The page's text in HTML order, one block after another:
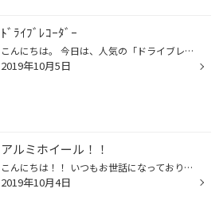
ﾄﾞﾗｲﾌﾞﾚｺｰﾀﾞｰ
こんにちは。 今日は、人気の「ドライブレコーダー」をご紹介いたします。 最近、あおり運転のニュースを耳にします。。。 今まで、あまりご興味がなかった方も、“いざという時”に記録があれば、 自分を守ってくれると最近は、今まで以上に興味を持たれている方も多くなりました。 そこで当店で お...
2019年10月5日
アルミホイール！！
こんにちは！！ いつもお世話になっております！！ タイヤ館熊谷店です！！ 本日ご紹介いたしますのは シュナイダーSX-２ 普通の「ブラックポリッシュ」に飽きた方に！！ 赤色のアクセントで愛車のカッコよさが際立ちます！！！ 車種：エスクード 型式：YEA1S タグ：熊谷 行田 鴻巣 アライメント タ...
2019年10月4日